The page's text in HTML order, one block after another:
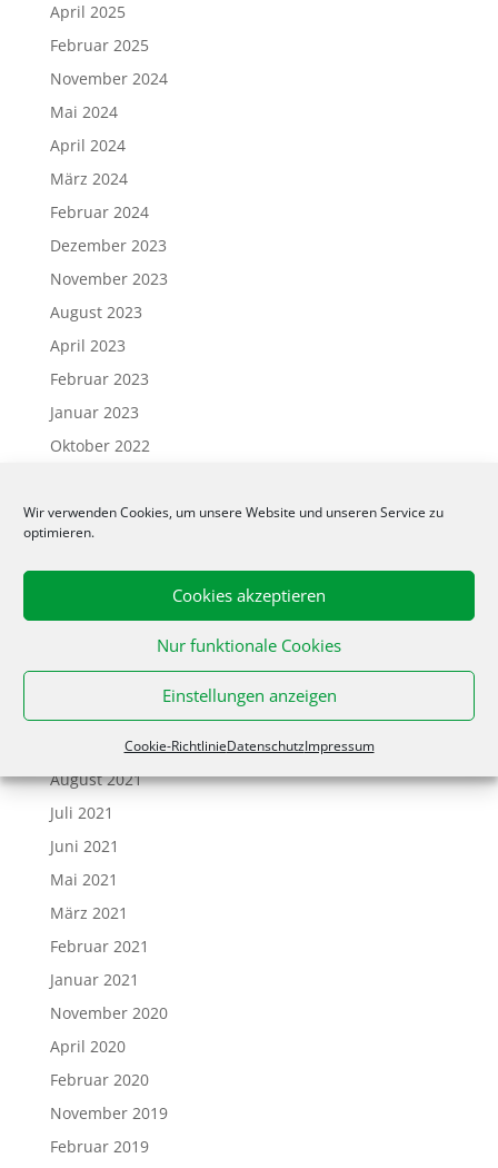
Wir verwenden Cookies, um unsere Website und unseren Service zu
optimieren.
Cookies akzeptieren
Nur funktionale Cookies
Einstellungen anzeigen
Cookie-RichtlinieDatenschutzImpressum
April 2025
Februar 2025
November 2024
Mai 2024
April 2024
März 2024
Februar 2024
Dezember 2023
November 2023
August 2023
April 2023
Februar 2023
Januar 2023
Oktober 2022
April 2022
Dezember 2021
November 2021
September 2021
August 2021
Juli 2021
Juni 2021
Mai 2021
März 2021
Februar 2021
Januar 2021
November 2020
April 2020
Februar 2020
November 2019
Februar 2019